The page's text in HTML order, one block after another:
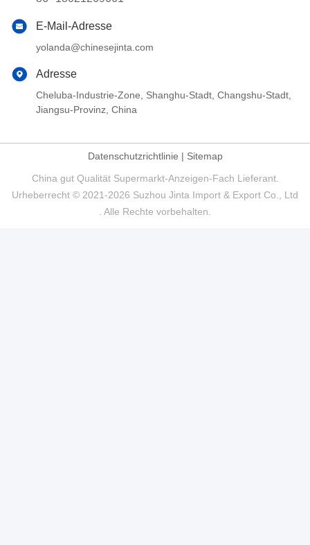
E-Mail-Adresse
yolanda@chinesejinta.com
Adresse
Cheluba-Industrie-Zone, Shanghu-Stadt, Changshu-Stadt,
Jiangsu-Provinz, China
Datenschutzrichtlinie | Sitemap
China gut Qualität Supermarkt-Anzeigen-Fach Lieferant.
Urheberrecht © 2021-2026 Suzhou Jinta Import & Export Co., Ltd
. Alle Rechte vorbehalten.